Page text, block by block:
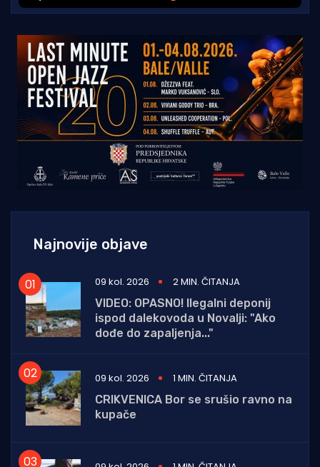
Najnovije objave
09 kol. 2026
2 MIN. ČITANJA
VIDEO: OPASNO! Ilegalni deponij
ispod dalekovoda u Novalji: "Ako
dođe do zapaljenja..."
09 kol. 2026
1 MIN. ČITANJA
CRIKVENICA Bor se srušio ravno na
kupače